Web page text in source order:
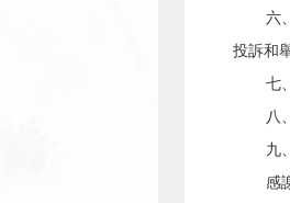
六
投訴和
七
八
九
感